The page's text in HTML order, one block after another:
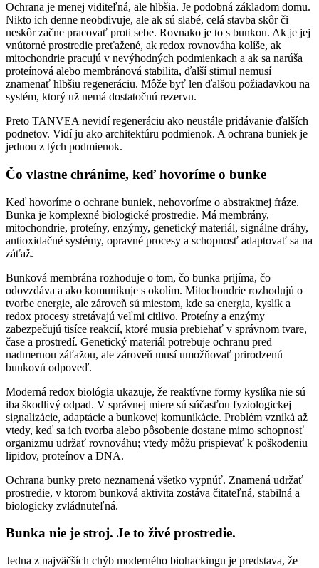
Ochrana je menej viditeľná, ale hlbšia. Je podobná základom domu.
Nikto ich denne neobdivuje, ale ak sú slabé, celá stavba skôr či
neskôr začne pracovať proti sebe. Rovnako je to s bunkou. Ak je jej
vnútorné prostredie preťažené, ak redox rovnováha kolíše, ak
mitochondrie pracujú v nevýhodných podmienkach a ak sa narúša
proteínová alebo membránová stabilita, ďalší stimul nemusí
znamenať hlbšiu regeneráciu. Môže byť len ďalšou požiadavkou na
systém, ktorý už nemá dostatočnú rezervu.
Preto TANVEA nevidí regeneráciu ako neustále pridávanie ďalších
podnetov. Vidí ju ako architektúru podmienok. A ochrana buniek je
jednou z tých podmienok.
Čo vlastne chránime, keď hovoríme o bunke
Keď hovoríme o ochrane buniek, nehovoríme o abstraktnej fráze.
Bunka je komplexné biologické prostredie. Má membrány,
mitochondrie, proteíny, enzýmy, genetický materiál, signálne dráhy,
antioxidačné systémy, opravné procesy a schopnosť adaptovať sa na
záťaž.
Bunková membrána rozhoduje o tom, čo bunka prijíma, čo
odovzdáva a ako komunikuje s okolím. Mitochondrie rozhodujú o
tvorbe energie, ale zároveň sú miestom, kde sa energia, kyslík a
redox procesy stretávajú veľmi citlivo. Proteíny a enzýmy
zabezpečujú tisíce reakcií, ktoré musia prebiehať v správnom tvare,
čase a prostredí. Genetický materiál potrebuje ochranu pred
nadmernou záťažou, ale zároveň musí umožňovať prirodzenú
bunkovú odpoveď.
Moderná redox biológia ukazuje, že reaktívne formy kyslíka nie sú
iba škodlivý odpad. V správnej miere sú súčasťou fyziologickej
signalizácie, adaptácie a bunkovej komunikácie. Problém vzniká až
vtedy, keď sa ich tvorba alebo pôsobenie dostane mimo schopnosť
organizmu udržať rovnováhu; vtedy môžu prispievať k poškodeniu
lipidov, proteínov a DNA.
Ochrana bunky preto neznamená všetko vypnúť. Znamená udržať
prostredie, v ktorom bunková aktivita zostáva čitateľná, stabilná a
biologicky zvládnuteľná.
Bunka nie je stroj. Je to živé prostredie.
Jedna z najväčších chýb moderného biohackingu je predstava, že